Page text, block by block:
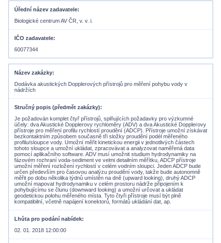
Úřední název zadavatele
Biologické centrum AV ČR, v. v. i.
IČO zadavatele
60077344
Název zakázky
Dodávka akustických Dopplerových přístrojů pro měření pohybu vody v
nádržích
Stručný popis (předmět zakázky)
Je požadován komplet čtyř přístrojů, splňujících požadavky pro výzkumné
účely: dva Akustické Dopplerovy rychloměry (ADV) a dva Akustické Dopplerovy
přístroje pro měření profilu rychlostí proudění (ADCP). Přístroje umožní získávat
bezkontaktním způsobem současně tři složky proudění podél měřeného
profilu/sloupce vody. Umožní měřit kinetickou energii v jednotlivých částech
tohoto sloupce a umožní ukládat, zpracovávat a analyzovat naměřená data
pomocí aplikačního software. ADV musí umožnit studium hydrodynamiky na
fázovém rozhraní voda-sediment ve velmi detailním měřítku, ADCP přístroje
umožní měření rozložení rychlostí v celém vodním sloupci. Jeden ADCP bude
určen především pro časovou analýzu proudění vody, takže bude autonomně
měřit po dobu několika týdnů umístěn na dně (upward looking), druhý ADCP
umožní mapovat hydrodynamiku v celém prostoru nádrže připojením k
pohybujícímu se člunu (downward looking) a umožní určovat a ukládat
geodetickou polohu měřeného místa. Tyto čtyři přístroje musí být plně
kompatibilní, včetně napájení konektorů, formátů ukládání dat, ap.
Lhůta pro podání nabídek
02. 01. 2018 12:00:00